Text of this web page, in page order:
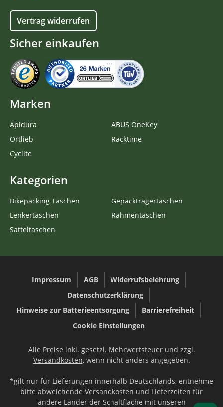
Vertrag widerrufen
Sicher einkaufen
Marken
Apidura
Ortlieb
Cyclite
ABUS OneKey
Racktime
Kategorien
Bikepacking Taschen
Lenkertaschen
Satteltaschen
Gepäckträgertaschen
Rahmentaschen
Impressum AGB
Widerrufsbelehrung
Datenschutzerklärung
Hinweise zur Batterieentsorgung
Barrierefreiheit
Cookie Einstellungen
Alle Preise inkl. gesetzl. Mehrwertsteuer und zzgl.
Versandkosten, wenn nicht anders angegeben.
*gilt nur für Lieferungen innerhalb Deutschlands, entnehme
bitte abweichende Versandkosten und Lieferzeiten für
andere Länder der Schaltfläche mit unseren